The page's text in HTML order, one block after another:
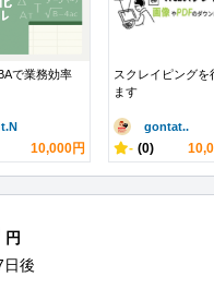
で業務効率
10,000円
スクレイピングを
ます
gontat..
- (0)
円
日後